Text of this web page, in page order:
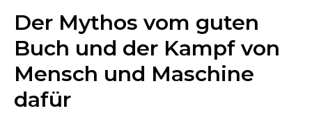
Der Mythos vom guten
Buch und der Kampf von
Mensch und Maschine
dafür